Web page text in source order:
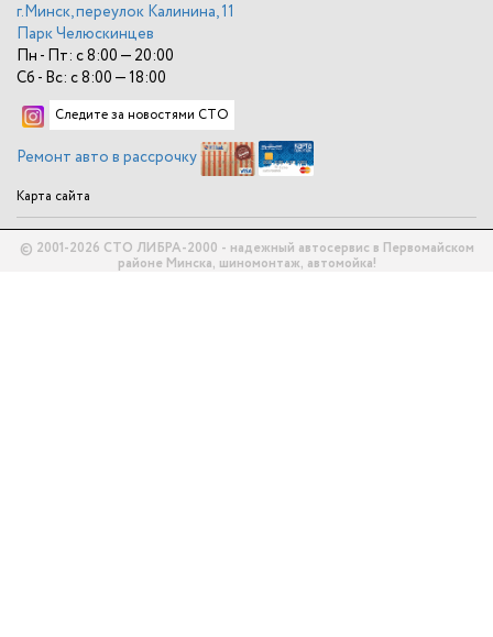
г.Минск, переулок Калинина, 11
Парк Челюскинцев
Пн - Пт: с 8:00 — 20:00
Сб - Вс: с 8:00 — 18:00
Следите за новостями СТО
Ремонт авто в рассрочку
Карта сайта
© 2001-2026 СТО ЛИБРА-2000 - надежный автосервис в Первомайском
районе Минска, шиномонтаж, автомойка!